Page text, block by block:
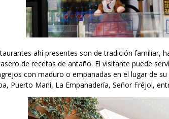
ahí presentes son de tradición familiar,
de recetas de antaño. El visitante puede
con maduro o empanadas en el lugar de
Puerto Maní, La Empanadería, Señor Fréjol,